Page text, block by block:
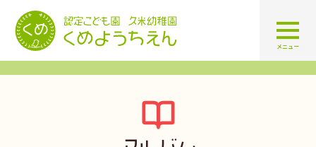
認定こども園 学校法人久米幼
メニュー